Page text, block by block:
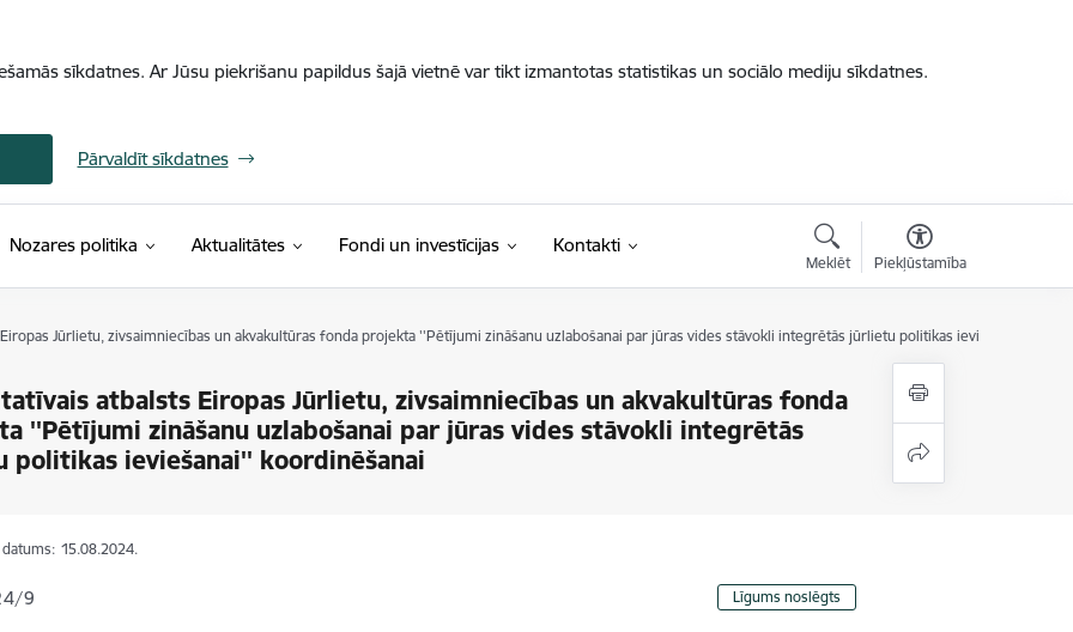
sīkdatnes. Ar Jūsu piekrišanu papildus šajā vietnē var tikt izmantotas statistikas un sociālo mediju sīkdatnes.
Pārvaldīt sīkdatnes
Nozares politika Aktualitātes Fondi un investīcijas Kontakti
Meklēt Piekļūstamība
Jūrlietu, zivsaimniecības un akvakultūras fonda projekta ''Pētījumi zināšanu uzlabošanai par jūras vides stāvokli integrētās jūrlietu politikas ieviešanai''
atbalsts Eiropas Jūrlietu, zivsaimniecības un akvakultūras fonda
''Pētījumi zināšanu uzlabošanai par jūras vides stāvokli integrētās
politikas ieviešanai'' koordinēšanai
15.08.2024.
9 Līgums noslēgts